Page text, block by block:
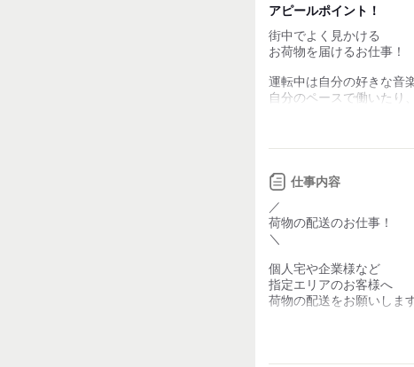
デスクワーク
お客様との対話が
少ない
力仕事が少ない
アピールポイント！
街中でよく見かける
お荷物を届けるお仕事！
運転中は自分の好きな音
自分のペースで働いたり、
最近は置き配が多く再送
【働くためのサポートが
・ガソリン代後払い制度
・給料前払い&週払い制度
・車貸し出し
・直行直帰OK
⇒今手持ちのお金がなく
収入が安定するまでサポ
平日週5回でがっつり稼
仕事内容
／
荷物の配送のお仕事！
＼
個人宅や企業様など
指定エリアのお客様へ
荷物の配送をお願いしま
＜お仕事の流れ＞